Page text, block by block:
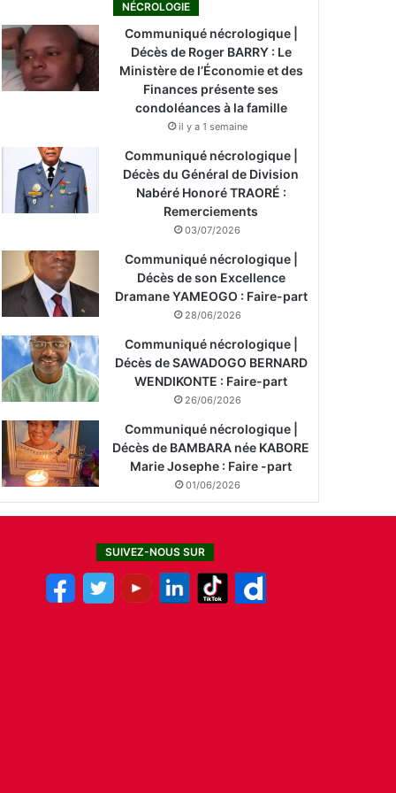
NÉCROLOGIE
Communiqué nécrologique |
Décès de Roger BARRY : Le
Ministère de l’Économie et des
Finances présente ses
condoléances à la famille
il y a 1 semaine
Communiqué nécrologique |
Décès du Général de Division
Nabéré Honoré TRAORÉ :
Remerciements
03/07/2026
Communiqué nécrologique |
Décès de son Excellence
Dramane YAMEOGO : Faire-part
28/06/2026
Communiqué nécrologique |
Décès de SAWADOGO BERNARD
WENDIKONTE : Faire-part
26/06/2026
Communiqué nécrologique |
Décès de BAMBARA née KABORE
Marie Josephe : Faire -part
01/06/2026
SUIVEZ-NOUS SUR